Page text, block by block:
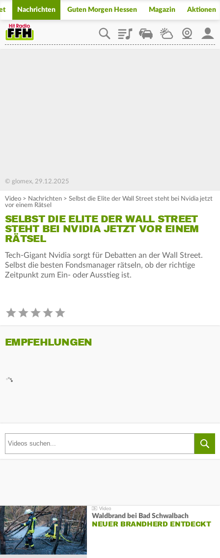
Nachrichten Guten Morgen Hessen Magazin Aktionen
PlaylistStaupilotWetterWebcam
© glomex, 29.12.2025
Video > Nachrichten > Selbst die Elite der Wall Street steht bei Nvidia jetzt
vor einem Rätsel
SELBST DIE ELITE DER WALL STREET
STEHT BEI NVIDIA JETZT VOR EINEM
RÄTSEL
Tech-Gigant Nvidia sorgt für Debatten an der Wall Street.
Selbst die besten Fondsmanager rätseln, ob der richtige
Zeitpunkt zum Ein- oder Ausstieg ist.
EMPFEHLUNGEN
Waldbrand bei Bad Schwalbach
NEUER BRANDHERD ENTDECKT